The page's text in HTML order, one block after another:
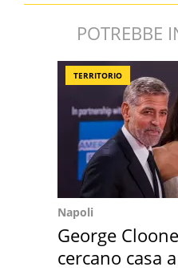
POTREBBE
TERRITORIO
Napoli
George
cercano casa